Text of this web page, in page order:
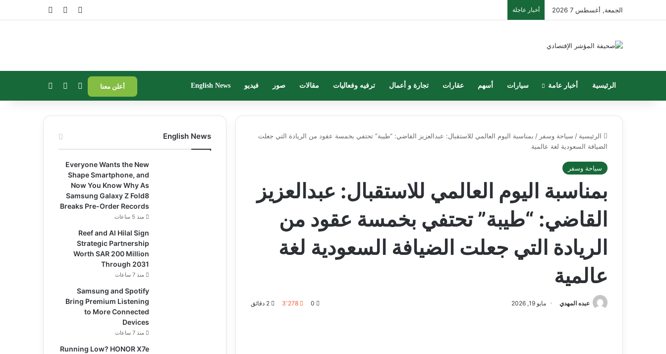
الجمعة, أغسطس 7 2026 أخبار عاجلة تسجيل الدخول
مقال عشوائي
الرئيسية أخبار عامة سيارات أسهم عقارات تجارة و أعمال ترفيه وفعاليات مقالات صور فيديو English News أعلن معنا إضافة عمود جانبي
الوضع المظلم
الرئيسية / سياحة وسفر / بمناسبة اليوم العالمي للاستقبال: عبدالعزيز القاضي: “طيبة” تحتفي بخمسة عقود من الريادة التي جعلت
الضيافة السعودية لغة عالمية
سياحة وسفر
بمناسبة اليوم العالمي للاستقبال: عبدالعزيز
القاضي: “طيبة” تحتفي بخمسة عقود من
الريادة التي جعلت الضيافة السعودية لغة
عالمية
عبده المهدي مايو 19, 2026 0 3٬278
English News
Everyone Wants the New
Shape Smartphone, and
Now You Know Why As
Samsung Galaxy Z Fold8
Breaks Pre-Order Records
منذ 5 ساعات
Reef and Al Hilal Sign
Strategic Partnership
Worth SAR 200 Million
Through 2031
منذ 7 ساعات
Samsung and Spotify
Bring Premium Listening
to More Connected
Devices
منذ 7 ساعات
Running Low? HONOR X7e